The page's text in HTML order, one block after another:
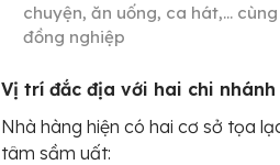
chuyện, ăn uống, ca hát,…
đồng nghiệp
Vị trí đắc địa với hai chi nhánh
Nhà hàng hiện có hai cơ sở tọa
tâm sầm uất: